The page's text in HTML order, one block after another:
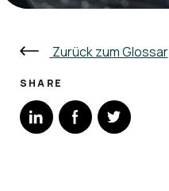
Zurück zum Glossar
SHARE